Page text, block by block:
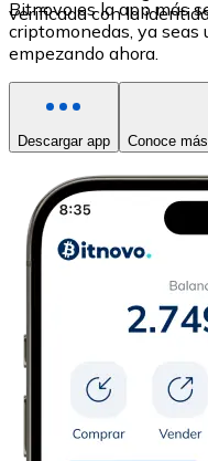
verificada con la
Bitnovo es la app más
criptomonedas, ya seas
empezando ahora.
Descargar app Conoce